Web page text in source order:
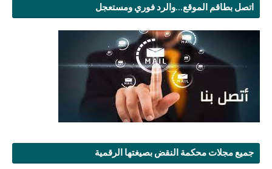
اتصل بطاقم الموقع...والرد فوري ومستعجل
جميع مجلات محكمة النقض بصيغتها الرقمية